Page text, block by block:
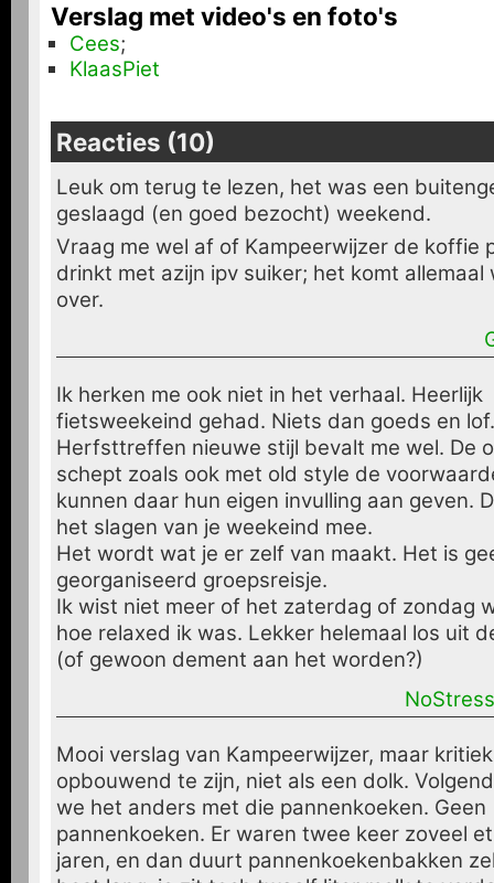
Verslag met video's en foto's
Cees;
KlaasPiet
Reacties (10)
Leuk om terug te lezen, het was een
geslaagd (en goed bezocht) weekend.
Vraag me wel af of Kampeerwijzer de koffie
drinkt met azijn ipv suiker; het komt allemaal
over.
Ik herken me ook niet in het verhaal. Heerlijk
fietsweekeind gehad. Niets dan goeds en lof.
Herfsttreffen nieuwe stijl bevalt me wel. De
schept zoals ook met old style de
kunnen daar hun eigen invulling aan geven.
het slagen van je weekeind mee.
Het wordt wat je er zelf van maakt. Het is
georganiseerd groepsreisje.
Ik wist niet meer of het zaterdag of zondag
hoe relaxed ik was. Lekker helemaal los uit
(of gewoon dement aan het worden?)
NoStress
Mooi verslag van Kampeerwijzer, maar
opbouwend te zijn, niet als een dolk.
we het anders met die pannenkoeken. Geen
pannenkoeken. Er waren twee keer zoveel
jaren, en dan duurt pannenkoekenbakken